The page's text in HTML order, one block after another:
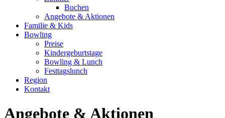
Buchen
Angebote & Aktionen
Familie & Kids
Bowling
Preise
Kindergeburtstage
Bowling & Lunch
Festtagslunch
Region
Kontakt
Angebote & Aktionen